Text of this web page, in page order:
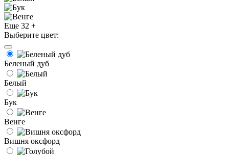
Еще 32 +
Выберите цвет:
Беленый дуб
Белый
Бук
Венге
Вишня оксфорд